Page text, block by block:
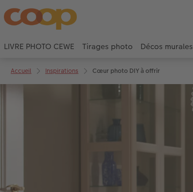
LIVRE PHOTO CEWE Tirages photo Décos murales
Accueil Inspirations Cœur photo DIY à offrir